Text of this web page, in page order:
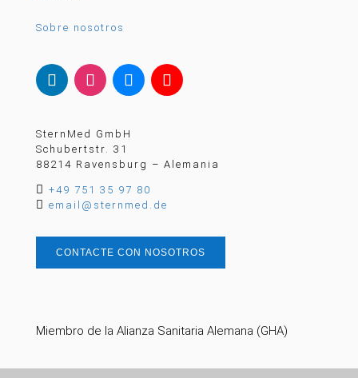
Sobre nosotros
SternMed GmbH
Schubertstr. 31
88214 Ravensburg – Alemania
 +49 751 35 97 80
 email@sternmed.de
CONTACTE CON NOSOTROS
Miembro de la Alianza Sanitaria Alemana (GHA)